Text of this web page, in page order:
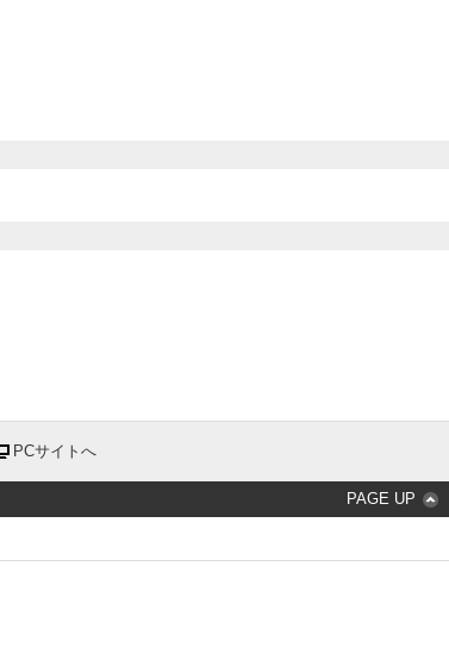
PCサイトへ
PAGE UP